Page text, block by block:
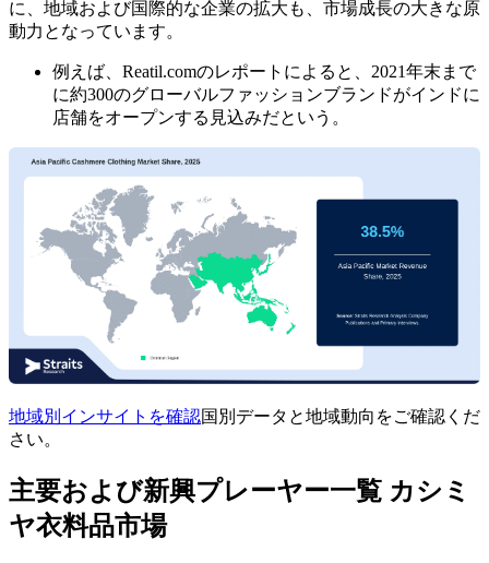
に、地域および国際的な企業の拡大も、市場成長の大きな原
動力となっています。
例えば、Reatil.comのレポートによると、2021年末まで
に約300のグローバルファッションブランドがインドに
店舗をオープンする見込みだという。
地域別インサイトを確認国別データと地域動向をご確認くだ
さい。
主要および新興プレーヤー一覧 カシミ
ヤ衣料品市場